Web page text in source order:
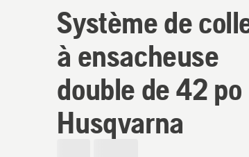
Système de
à ensacheuse
double de 42 po
Husqvarna